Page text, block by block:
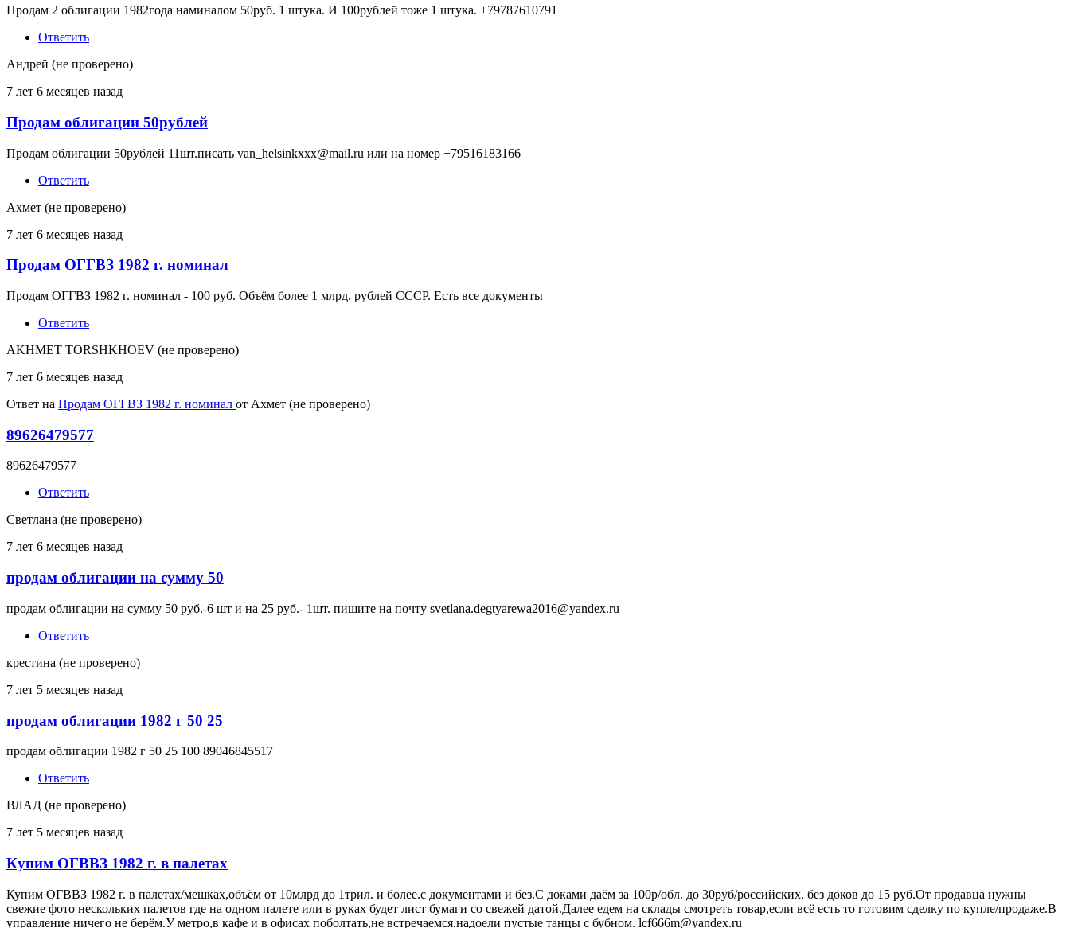
Продам 2 облигации 1982года наминалом 50руб. 1 штука. И 100рублей тоже 1 штука. +79787610791
Ответить
Андрей (не проверено)
7 лет 6 месяцев назад
Продам облигации 50рублей
Продам облигации 50рублей 11шт.писать van_helsinkxxx@mail.ru или на номер +79516183166
Ответить
Ахмет (не проверено)
7 лет 6 месяцев назад
Продам ОГГВЗ 1982 г. номинал
Продам ОГГВЗ 1982 г. номинал - 100 руб. Объём более 1 млрд. рублей СССР. Есть все документы
Ответить
AKHMET TORSHKHOEV (не проверено)
7 лет 6 месяцев назад
Ответ на Продам ОГГВЗ 1982 г. номинал от Ахмет (не проверено)
89626479577
89626479577
Ответить
Светлана (не проверено)
7 лет 6 месяцев назад
продам облигации на сумму 50
продам облигации на сумму 50 руб.-6 шт и на 25 руб.- 1шт. пишите на почту svetlana.degtyarewa2016@yandex.ru
Ответить
крестина (не проверено)
7 лет 5 месяцев назад
продам облигации 1982 г 50 25
продам облигации 1982 г 50 25 100 89046845517
Ответить
ВЛАД (не проверено)
7 лет 5 месяцев назад
Купим ОГВВЗ 1982 г. в палетах
Купим ОГВВЗ 1982 г. в палетах/мешках,объём от 10млрд до 1трил. и более.с документами и без.С доками даём за 100р/обл. до 30руб/российских. без доков до 15 руб.От продавца нужны
свежие фото нескольких палетов где на одном палете или в руках будет лист бумаги со свежей датой.Далее едем на склады смотреть товар,если всё есть то готовим сделку по купле/продаже.В
управление ничего не берём.У метро,в кафе и в офисах поболтать,не встречаемся,надоели пустые танцы с бубном. lcf666m@yandex.ru